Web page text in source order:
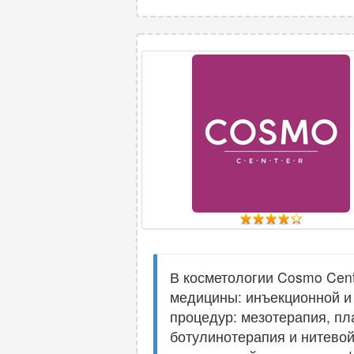
В косметологии Cosmo
медицины: инъекционной
процедур: мезотерапия,
ботулинотерапия и